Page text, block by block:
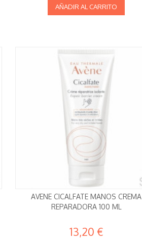
AÑADIR AL CARRITO
AVENE CICALFATE MANOS CREMA
REPARADORA 100 ML
13,20 €